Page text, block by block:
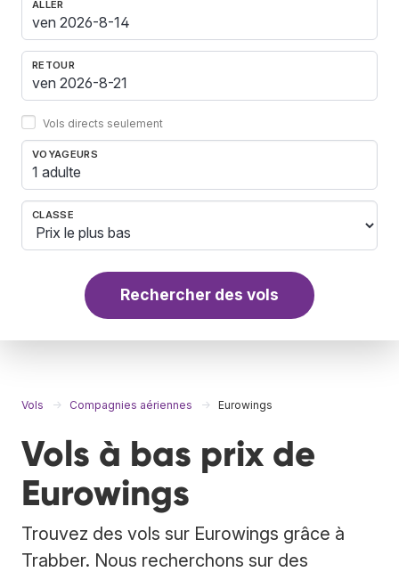
ALLER
RETOUR
Vols directs seulement
VOYAGEURS
1 adulte
CLASSE
Rechercher des vols
Vols Compagnies aériennes Eurowings
Vols à bas prix de
Eurowings
Trouvez des vols sur Eurowings grâce à
Trabber. Nous recherchons sur des